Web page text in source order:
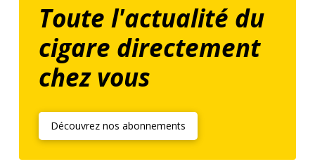
Toute l'actualité du
cigare directement
chez vous
Découvrez nos abonnements